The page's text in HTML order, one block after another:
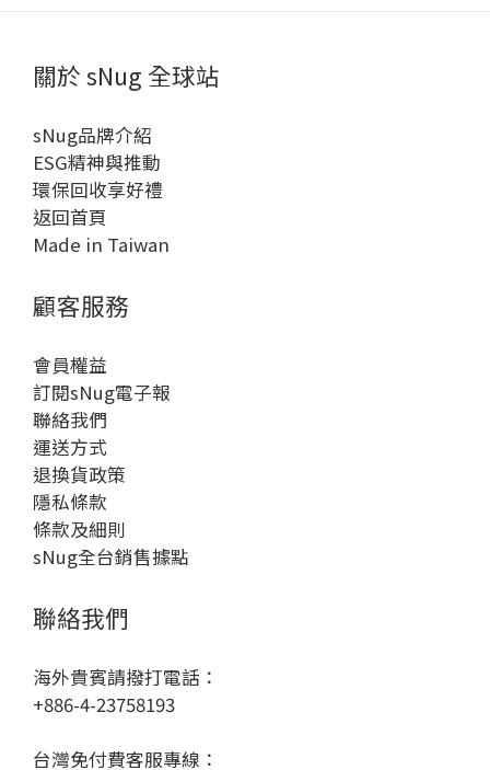
關於 sNug 全球站
sNug品牌介紹
ESG精神與推動
環保回收享好禮
返回首頁
Made in Taiwan
顧客服務
會員權益
訂閱sNug電子報
聯絡我們
運送方式
退換貨政策
隱私條款
條款及細則
sNug全台銷售據點
聯絡我們
海外貴賓請撥打電話：
+886-4-23758193
台灣免付費客服專線：